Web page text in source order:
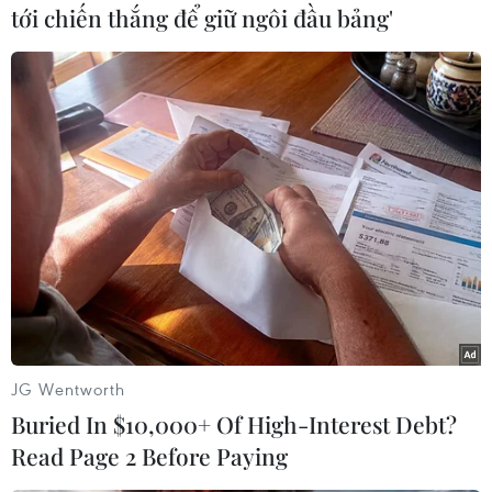
[Xử lý trên 40.000 trường hợp vi phạm nồng
độ cồn trong tháng cao điểm]
Trên tuyến đường sắt, Cảnh sát giao thông Công
an các địa phương đã phát hiện, xử lý 11 trường
hợp vi phạm, phạt tiền gần 20 triệu đồng...
Theo Cục Cảnh sát giao thông, tình hình trật tự,
an toàn giao thông trong ngày đầu tiên kỳ nghỉ
lễ cơ bản được bảo đảm, lưu lượng phương tiện
giao thông tăng cao vào cuối ngày 30/12 do
người dân di chuyển về quê, đi du lịch; các
phương tiện di chuyển chậm, không xảy ra ùn
tắc giao thông nghiêm trọng. Đến sáng 31/12 lưu
lượng phương tiện trên các tuyến vắng, giao
thông đảm bảo thông suốt.
tới chiến thắng để giữ ngôi đầu bảng'
JG Wentworth
Buried In $10,000+ Of High-Interest Debt?
Read Page 2 Before Paying